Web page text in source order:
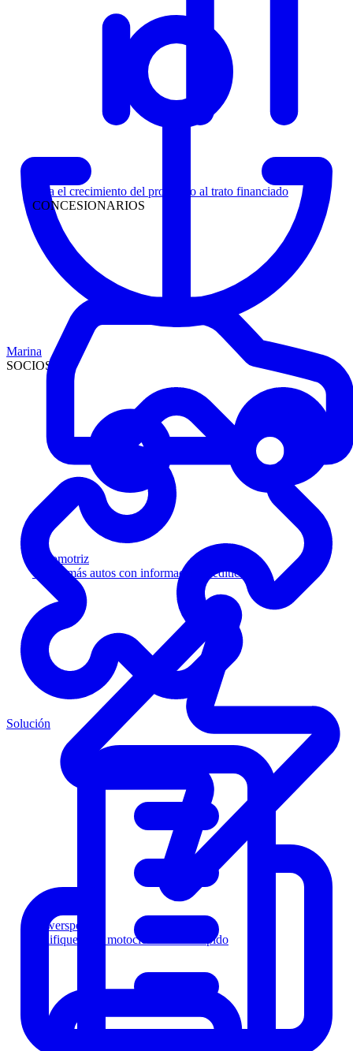
Siga el crecimiento del prospecto al trato financiado
CONCESIONARIOS
Automotriz
Venda más autos con información crediticia
Powersports
Califique a los motociclistas más rápido
Marina
SOCIOS
Solución